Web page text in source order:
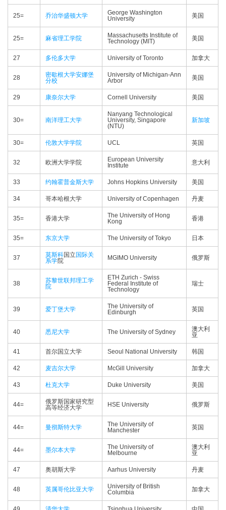
25= 乔治华盛顿大学
George Washington
University
美国
25= 麻省理工学院
Massachusetts Institute of
Technology (MIT)
美国
27 多伦多大学 University of Toronto 加拿大
28
密歇根大学安娜堡
分校
University of Michigan-Ann
Arbor
美国
29 康奈尔大学 Cornell University 美国
30= 南洋理工大学
Nanyang Technological
University, Singapore
(NTU)
新加坡
30= 伦敦大学学院 UCL 英国
32 欧洲大学学院
European University
Institute
意大利
33 约翰霍普金斯大学 Johns Hopkins University 美国
34 哥本哈根大学 University of Copenhagen 丹麦
35= 香港大学
The University of Hong
Kong
香港
35= 东京大学 The University of Tokyo 日本
37 莫斯科国立 国际关
系学院 MGIMO University 俄罗斯
38
苏黎世联邦理工学
院
ETH Zurich - Swiss
Federal Institute of
Technology
瑞士
39 爱丁堡大学
The University of
Edinburgh
英国
40 悉尼大学 The University of Sydney
澳大利
亚
41 首尔国立大学 Seoul National University 韩国
42 麦吉尔大学 McGill University 加拿大
43 杜克大学 Duke University 美国
44=
俄罗斯国家研究型
高等经济大学
HSE University 俄罗斯
44= 曼彻斯特大学
The University of
Manchester
英国
44= 墨尔本大学
The University of
Melbourne
澳大利
亚
47 奥胡斯大学 Aarhus University 丹麦
48 英属哥伦比亚大学
University of British
Columbia
加拿大